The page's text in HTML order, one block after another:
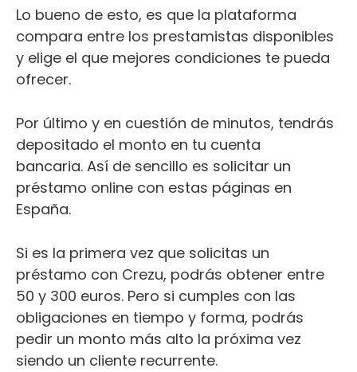
Lo bueno de esto, es que la plataforma
compara entre los prestamistas disponibles
y elige el que mejores condiciones te pueda
ofrecer.
Por último y en cuestión de minutos, tendrás
depositado el monto en tu cuenta
bancaria. Así de sencillo es solicitar un
préstamo online con estas páginas en
España.
Si es la primera vez que solicitas un
préstamo con Crezu, podrás obtener entre
50 y 300 euros. Pero si cumples con las
obligaciones en tiempo y forma, podrás
pedir un monto más alto la próxima vez
siendo un cliente recurrente.